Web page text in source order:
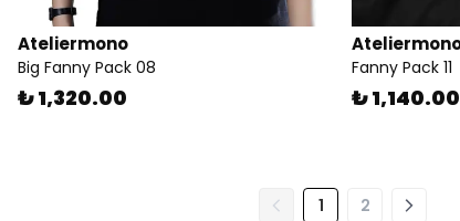
Ateliermono
Big Fanny Pack 08
₺ 1,320.00
Fanny Pack 11
₺ 1,140.00
1 2